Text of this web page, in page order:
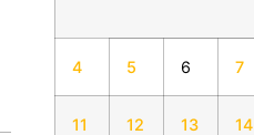
4 5 6 7
11 12 13 14